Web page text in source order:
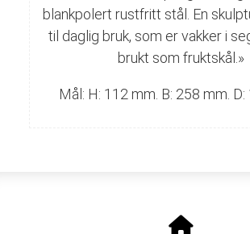
blankpolert rustfritt stål. En
til daglig bruk, som er vakker i
brukt som fruktskål.»
Mål: H: 112 mm. B: 258 mm. D: